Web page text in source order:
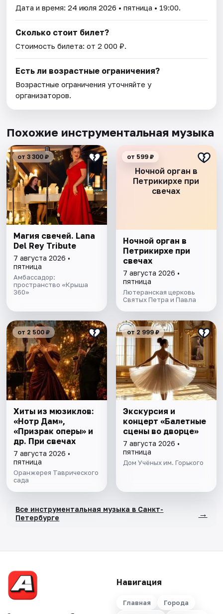
Дата и время:24 июля 2026 • пятница • 19:00.
Сколько стоит билет?
Стоимость билета: от 2 000 ₽.
Есть ли возрастные ограничения?
Возрастные ограничения уточняйте у
организаторов.
Похожие инструментальная музыка
от 3 300 ₽
Магия свечей. Lana
Del Rey Tribute
7 августа 2026 •
пятница
Амбассадор:
пространство «Крыша
360»
Ночной орган в
Петрикирхе при
свечах
от 599 ₽
Ночной орган в
Петрикирхе при
свечах
7 августа 2026 •
пятница
Лютеранская церковь
Святых Петра и Павла
от 2 500 ₽
Хиты из мюзиклов:
«Нотр Дам»,
«Призрак оперы» и
др. При свечах
7 августа 2026 •
пятница
Оранжерея Таврического
сада
от 2 999 ₽
Экскурсия и
концерт «Балетные
сцены во дворце»
7 августа 2026 •
пятница
Дом Учёных им. Горького
Все инструментальная музыка в Санкт-
Петербурге
→
Навигация
Главная
Города